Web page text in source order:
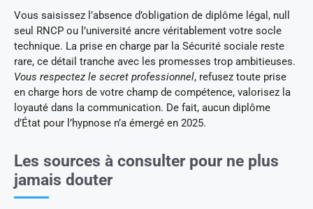
Vous saisissez l’absence d’obligation de diplôme légal, null
seul RNCP ou l’université ancre véritablement votre socle
technique. La prise en charge par la Sécurité sociale reste
rare, ce détail tranche avec les promesses trop ambitieuses.
Vous respectez le secret professionnel, refusez toute prise
en charge hors de votre champ de compétence, valorisez la
loyauté dans la communication. De fait, aucun diplôme
d’État pour l’hypnose n’a émergé en 2025.
Les sources à consulter pour ne plus
jamais douter